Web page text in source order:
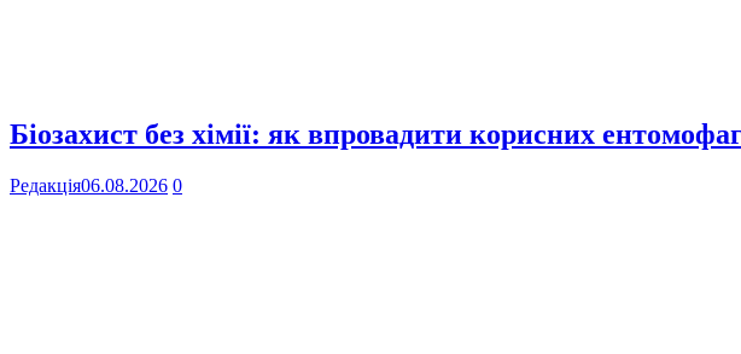
Біозахист без хімії: як впровадити корисних
Редакція06.08.2026 0